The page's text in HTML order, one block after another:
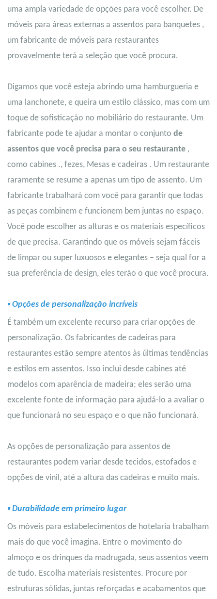
uma ampla variedade de opções para você escolher. De
móveis para áreas externas a assentos para banquetes ,
um fabricante de móveis para restaurantes
provavelmente terá a seleção que você procura.
Digamos que você esteja abrindo uma hamburgueria e
uma lanchonete, e queira um estilo clássico, mas com um
toque de sofisticação no mobiliário do restaurante. Um
fabricante pode te ajudar a montar o conjunto de
assentos que você precisa para o seu restaurante ,
como cabines ., fezes, Mesas e cadeiras . Um restaurante
raramente se resume a apenas um tipo de assento. Um
fabricante trabalhará com você para garantir que todas
as peças combinem e funcionem bem juntas no espaço.
Você pode escolher as alturas e os materiais específicos
de que precisa. Garantindo que os móveis sejam fáceis
de limpar ou super luxuosos e elegantes – seja qual for a
sua preferência de design, eles terão o que você procura.
▪ Opções de personalização incríveis
É também um excelente recurso para criar opções de
personalização. Os fabricantes de cadeiras para
restaurantes estão sempre atentos às últimas tendências
e estilos em assentos. Isso inclui desde cabines até
modelos com aparência de madeira; eles serão uma
excelente fonte de informação para ajudá-lo a avaliar o
que funcionará no seu espaço e o que não funcionará.
As opções de personalização para assentos de
restaurantes podem variar desde tecidos, estofados e
opções de vinil, até a altura das cadeiras e muito mais.
▪ Durabilidade em primeiro lugar
Os móveis para estabelecimentos de hotelaria trabalham
mais do que você imagina. Entre o movimento do
almoço e os drinques da madrugada, seus assentos veem
de tudo. Escolha materiais resistentes. Procure por
estruturas sólidas, juntas reforçadas e acabamentos que